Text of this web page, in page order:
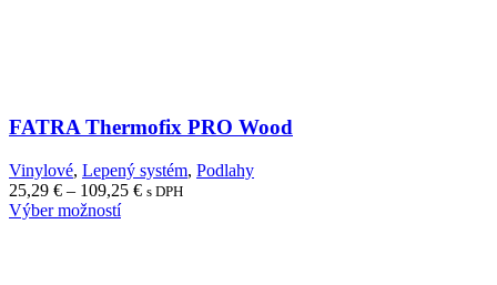
FATRA Thermofix PRO Wood
Vinylové, Lepený systém, Podlahy
25,29 € – 109,25 €Price
s DPH
Výber možností